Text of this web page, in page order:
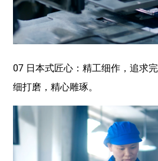
07 日本式匠心：精工细作，追求
细打磨，精心雕琢。